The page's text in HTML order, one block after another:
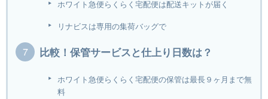
ホワイト急便らくらく宅配便は配送キットが届く
リナビスは専用の集荷バッグで
比較！保管サービスと仕上り日数は？
ホワイト急便らくらく宅配便の保管は最長９ヶ月まで無
料